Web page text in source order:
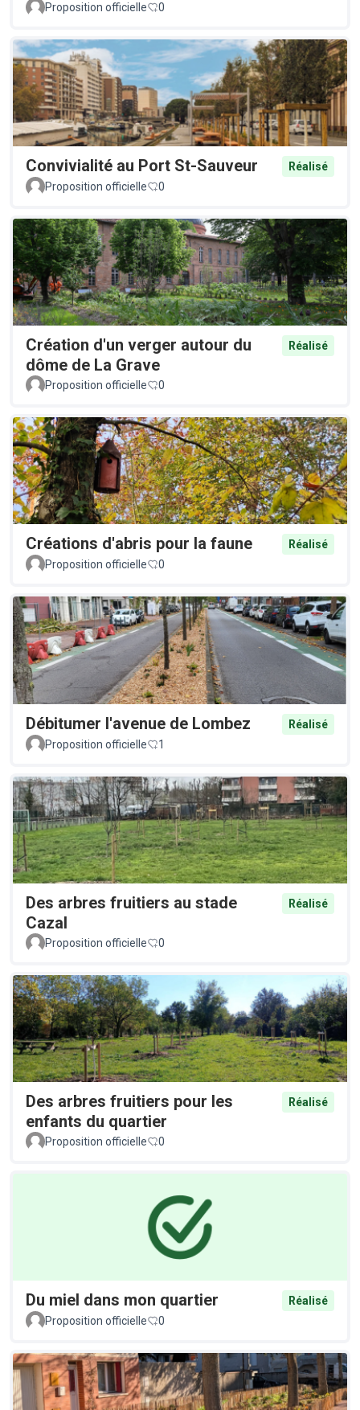
Proposition officielle 0
Convivialité au Port St-Sauveur
Réalisé
Proposition officielle
0
Création d'un verger autour du
dôme de La Grave
Réalisé
Proposition officielle 0
Créations d'abris pour la faune
Réalisé
Proposition officielle
0
Débitumer l'avenue de Lombez
Réalisé
Proposition officielle
1
Des arbres fruitiers au stade
Cazal
Réalisé
Proposition officielle 0
Des arbres fruitiers pour les
enfants du quartier
Réalisé
Proposition officielle 0
Du miel dans mon quartier
Réalisé
Proposition officielle
0